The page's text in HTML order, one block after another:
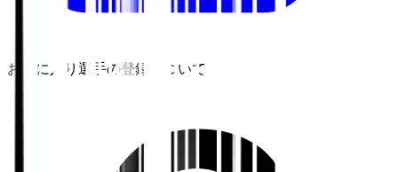
お気に入り選手の登録について